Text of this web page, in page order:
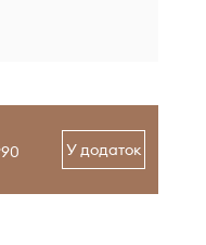
У додаток